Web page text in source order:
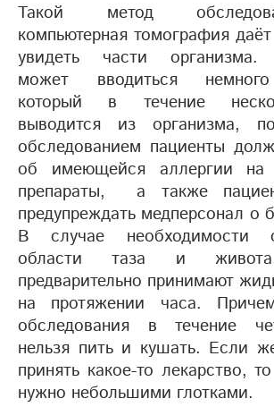
Такой метод
компьютерная томография
увидеть части организма.
может вводиться
который в течение
выводится из организма,
обследованием пациенты
об имеющейся аллергии на
препараты, а также
предупреждать медперсонал о
В случае необходимости
области таза и
предварительно принимают
на протяжении часа.
обследования в течение
нельзя пить и кушать. Если
принять какое-то лекарство,
нужно небольшими глотками.